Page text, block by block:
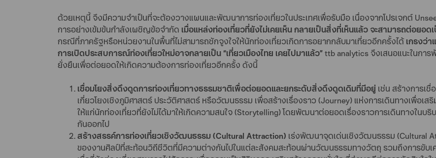
ด้วยเหตุนี้ จึงมีความจำเป็นที่จะต้องวางแผนและพัฒนาการท่องเที่ยวในประเทศเพื่อรับมือ เนื่องจากโปรเจกต์
การอย่างเข้มข้นกำลังเผชิญข้อจำกัด เมื่อแหล่งท่องเที่ยวที่ยังไม่เคยเห็น กลายเป็นสิ่งที่เห็นแล้ว จะสามารถต่อยอ
กรณีที่ภาครัฐหรือหน่วยงานในพื้นที่ไม่สามารถชักจูงใจให้นักท่องเที่ยวเกิดการอยากกลับมาเที่ยวอีกครั้งได้ เกรงว่า
การเปิดประสบการณ์ท่องเที่ยวใหม่อาจกลายเป็น “เที่ยวเมืองไทย เคยไปมาแล้ว”ttb analytics จึงเสนอแนะในกา
ยั่งยืนเพื่อต่อยอดให้เกิดความต้องการท่องเที่ยวอีกครั้ง ดังนี้
เชื่อมโยงสิ่งดึงดูดการท่องเที่ยวทางธรรมชาติเพื่อต่อยอดและยกระดับสิ่งดึงดูดเดิมที่มีอยู่ เช่น สร้างการเ
เกี่ยวโยงเชิงภูมิศาสตร์ ประวัติศาสตร์ หรือวัฒนธรรม เพื่อสร้างเรื่องราว (Journey) แห่งการเดินทางเพื่อเส
ให้แก่นักท่องเที่ยวที่ยังไม่ได้มาให้เกิดความสนใจ (Storytelling) โดยพัฒนาต่อยอดเรื่องราวการเดินทางใน
กันออกไป
สร้างสรรค์การท่องเที่ยวเชิงวัฒนธรรม (Cultural Attraction) เร่งพัฒนาจุดเด่นเชิงวัฒนธรรม (Cultural
ของงานศิลป์ที่สะท้อนวิถีชีวิตที่มีความต่างกันไปในแต่ละสังคมสะท้อนผ่านวัฒนธรรมทางวัตถุ รวมถึงการขั